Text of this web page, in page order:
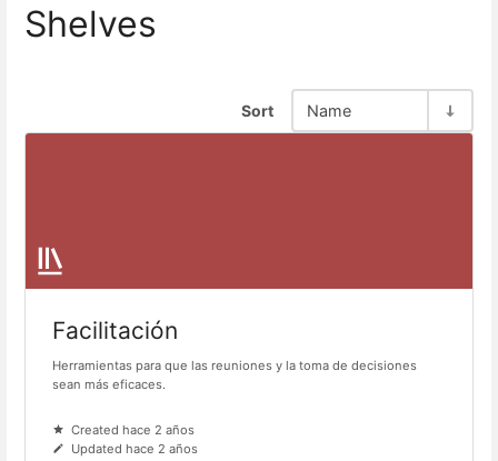
Shelves
Sort Name
Facilitación
Herramientas para que las reuniones y la toma de decisiones
sean más eficaces.
Created hace 2 años
Updated hace 2 años